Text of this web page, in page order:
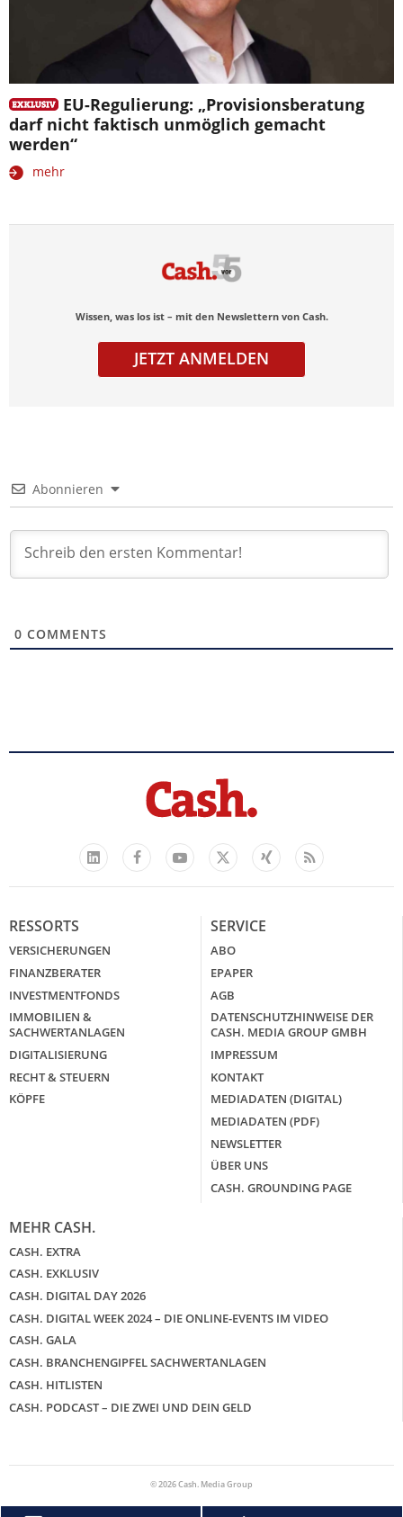
EU-Regulierung: „Provisionsberatung
darf nicht faktisch unmöglich gemacht
werden“
mehr
Wissen, was los ist – mit den Newslettern von Cash.
JETZT ANMELDEN
Abonnieren
0 COMMENTS
LinkedIn
FacebookYouTube
X
Xing Feed
RESSORTS
VERSICHERUNGEN
FINANZBERATER
INVESTMENTFONDS
IMMOBILIEN &
SACHWERTANLAGEN
DIGITALISIERUNG
RECHT & STEUERN
KÖPFE
SERVICE
ABO
EPAPER
AGB
DATENSCHUTZHINWEISE DER
CASH. MEDIA GROUP GMBH
IMPRESSUM
KONTAKT
MEDIADATEN (DIGITAL)
MEDIADATEN (PDF)
NEWSLETTER
ÜBER UNS
CASH. GROUNDING PAGE
MEHR CASH.
CASH. EXTRA
CASH. EXKLUSIV
CASH. DIGITAL DAY 2026
CASH. DIGITAL WEEK 2024 – DIE ONLINE-EVENTS IM VIDEO
CASH. GALA
CASH. BRANCHENGIPFEL SACHWERTANLAGEN
CASH. HITLISTEN
CASH. PODCAST – DIE ZWEI UND DEIN GELD
© 2026 Cash. Media Group